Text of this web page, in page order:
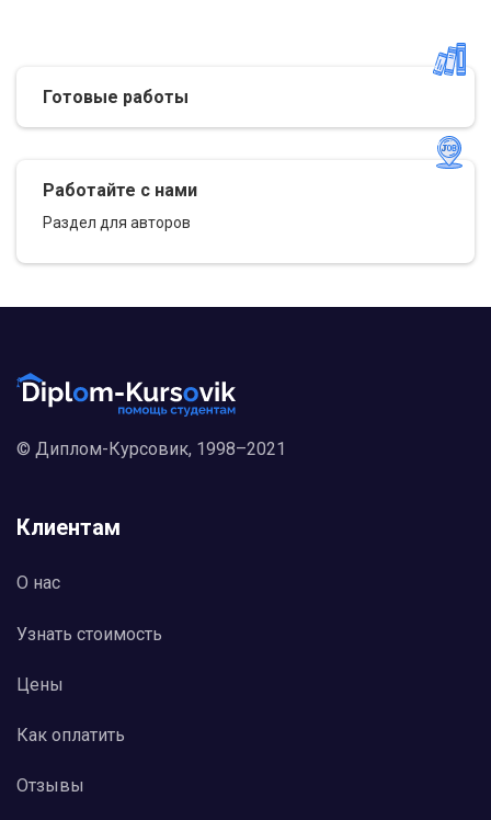
Готовые работы
Работайте с нами
Раздел для авторов
© Диплом-Курсовик, 1998–2021
Клиентам
О нас
Узнать стоимость
Цены
Как оплатить
Отзывы